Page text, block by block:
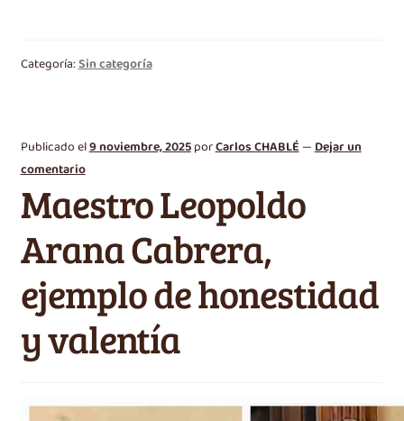
Categoría:Sin categoría
Publicado el9 noviembre, 2025porCarlos CHABLÉ—Dejar un
comentario
Maestro Leopoldo
Arana Cabrera,
ejemplo de honestidad
y valentía